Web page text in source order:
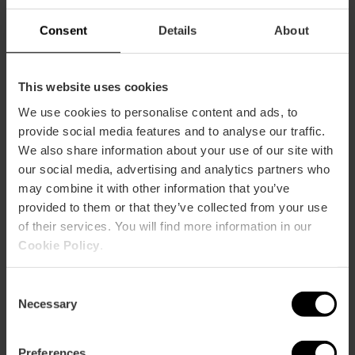
Consent Details About
This website uses cookies
We use cookies to personalise content and ads, to
provide social media features and to analyse our traffic.
We also share information about your use of our site with
our social media, advertising and analytics partners who
may combine it with other information that you’ve
provided to them or that they’ve collected from your use
of their services. You will find more information in our
Cookie Policy
Selection
Necessary
Wie komme ich an?
Metro
L4,L6
Bus
19,31,32, 92,94
Paseo Marítimo de la Malvarrosa, 6 46011 València